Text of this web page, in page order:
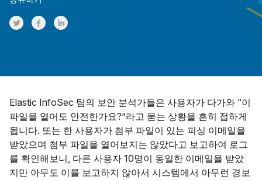
Share on Twitter
Share on Facebook
Share on LinkedInr
Elastic InfoSec 팀의 보안 분석가들은 사용자가 다가와 “이
파일을 열어도 안전한가요?”라고 묻는 상황을 흔히 접하게
됩니다. 또는 한 사용자가 첨부 파일이 있는 피싱 이메일을
받았으며 첨부 파일을 열어보지는 않았다고 보고하여 로그
를 확인해보니, 다른 사용자 10명이 동일한 이메일을 받았
지만 아무도 이를 보고하지 않아서 시스템에서 아무런 경보